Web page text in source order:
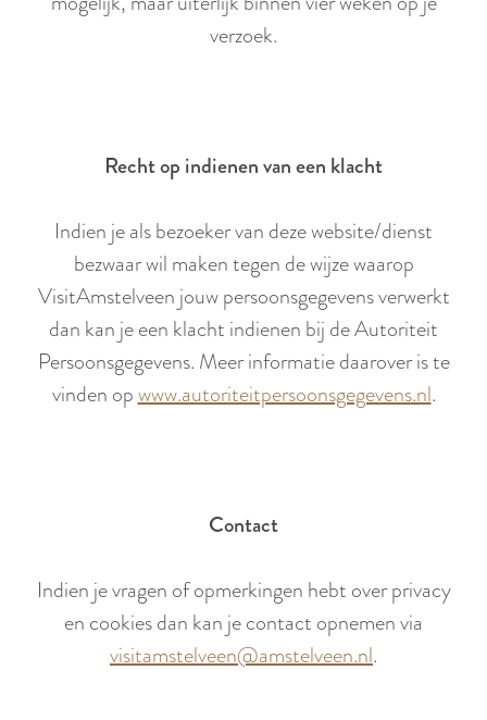
verzoek.
Recht op indienen van een klacht
Indien je als bezoeker van deze website/dienst
bezwaar wil maken tegen de wijze waarop
VisitAmstelveen jouw persoonsgegevens verwerkt
dan kan je een klacht indienen bij de Autoriteit
Persoonsgegevens. Meer informatie daarover is te
vinden opwww.autoriteitpersoonsgegevens.nl.
Contact
Indien je vragen of opmerkingen hebt over privacy
en cookies dan kan je contact opnemen via
visitamstelveen@amstelveen.nl.